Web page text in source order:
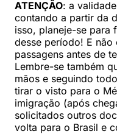
ATENÇÃO: a
contando a partir da
isso, planeje-se para
desse período! E
passagens antes de
Lembre-se também
mãos e seguindo
tirar o visto para o
imigração (após
solicitados outros
volta para o Brasil e